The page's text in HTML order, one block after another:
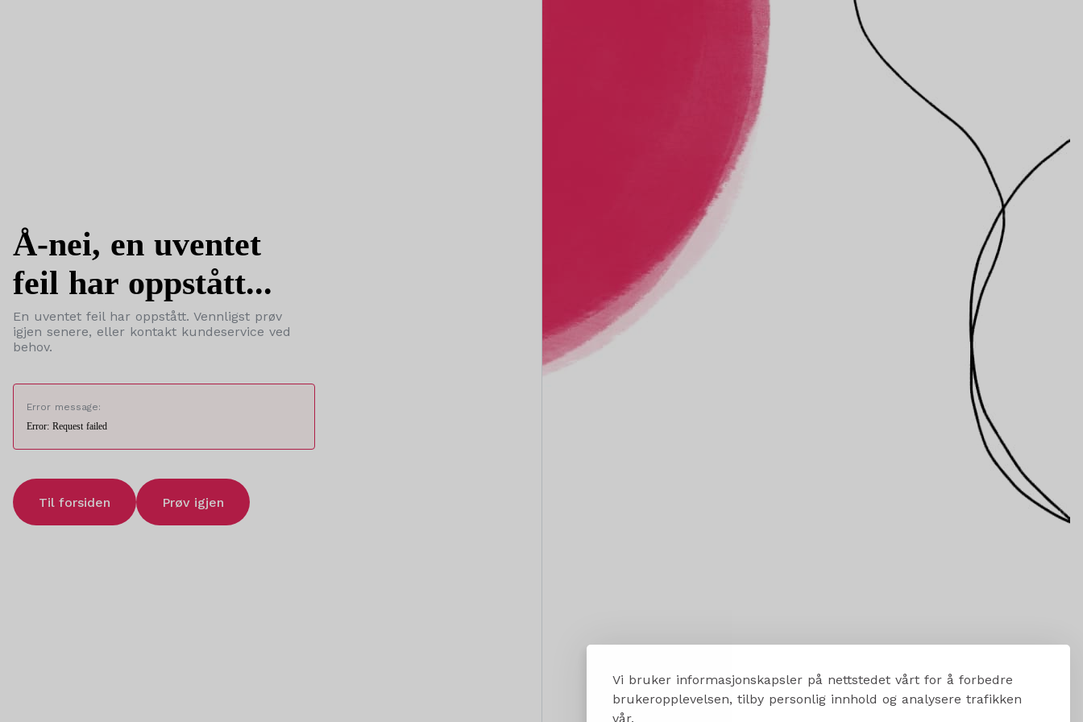
Vi bruker informasjonskapsler på nettstedet vårt for å forbedre
brukeropplevelsen, tilby personlig innhold og analysere trafikken
vår.
Å-nei, en uventet
feil har oppstått...
En uventet feil har oppstått. Vennligst prøv
igjen senere, eller kontakt kundeservice ved
behov.
Error message:
Error: Request failed
Til forsiden Prøv igjen